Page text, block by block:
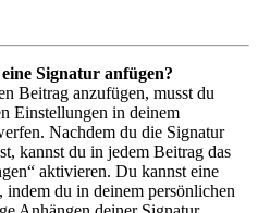
Signatur anfügen?
Beitrag anzufügen, musst du
Einstellungen in deinem
Nachdem du die Signatur
kannst du in jedem Beitrag das
aktivieren. Du kannst eine
indem du in deinem persönlichen